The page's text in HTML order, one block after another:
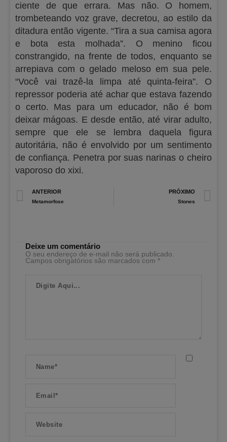
ciente de que errara. Mas não. O homem,
trombeteando voz grave, decretou, ao estilo da
ditadura então vigente. “Tira a sua camisa agora
e bota esta molhada”. O menino ficou
constrangido, na frente de todos, enquanto se
arrepiava com o gelado meloso em sua pele.
“Você vai trazê-la limpa até quinta-feira”. O
repressor poderia até achar que estava fazendo
o certo. Mas para um educador, não é bom
deixar mágoas. E desde então, até virar adulto,
sempre que ele se lembra daquela figura
autoritária, não é envolvido por um sentimento
de confiança. Penetra por suas narinas o cheiro
vaporoso do xixi.
Prev
ANTERIOR
Metamorfose
PRÓXIMO
Stones
Deixe um comentário
O seu endereço de e-mail não será publicado.
Campos obrigatórios são marcados com *
Aqui...